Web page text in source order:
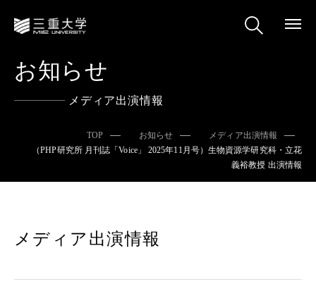
お知らせ
メディア出演情報
TOP お知らせ
メディア出演情報
（PHP研究所 月刊誌「Voice」 2025年11月号）生物資源学研究科・立花
義裕教授 出演情報
メディア出演情報